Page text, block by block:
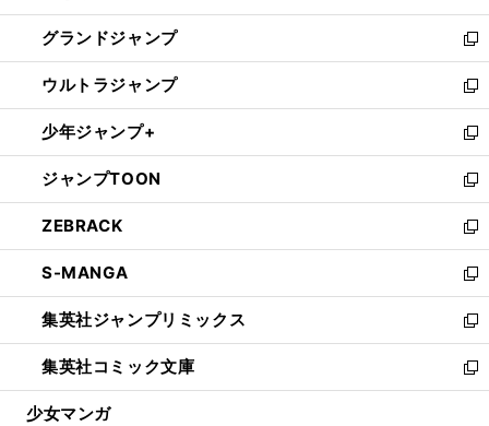
ウ
で
開
く
ン
ド
ウ
で
開
く
ウ
ィ
ン
ド
ウ
で
開
く
し
い
ウ
ィ
ン
ド
ウ
で
開
く
グランドジャンプ
新
し
い
ウ
ィ
ン
ド
ウ
で
開
く
ウルトラジャンプ
新
し
い
ウ
ィ
ン
ド
ウ
で
開
く
少年ジャンプ+
新
し
い
ウ
ィ
ン
ド
ウ
で
開
く
ジャンプTOON
新
し
い
ウ
ィ
ン
ド
ウ
で
開
ZEBRACK
新
し
い
ウ
ィ
ン
ド
ウ
S-MANGA
新
し
い
ウ
ィ
ン
集英社ジャンプリミックス
新
し
い
ウ
集英社コミック文庫
新
し
少女マンガ